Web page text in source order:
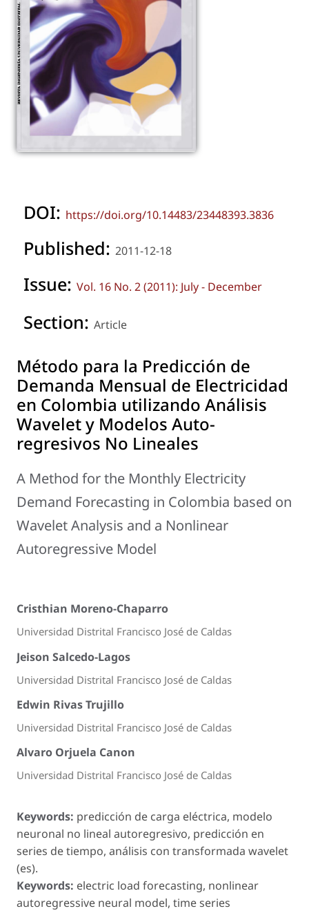
DOI: https://doi.org/10.14483/23448393.3836
Published: 2011-12-18
Issue: Vol. 16 No. 2 (2011): July - December
Section: Article
Método para la Predicción de
Demanda Mensual de Electricidad
en Colombia utilizando Análisis
Wavelet y Modelos Auto-
regresivos No Lineales
A Method for the Monthly Electricity
Demand Forecasting in Colombia based on
Wavelet Analysis and a Nonlinear
Autoregressive Model
Cristhian Moreno-Chaparro
Universidad Distrital Francisco José de Caldas
Jeison Salcedo-Lagos
Universidad Distrital Francisco José de Caldas
Edwin Rivas Trujillo
Universidad Distrital Francisco José de Caldas
Alvaro Orjuela Canon
Universidad Distrital Francisco José de Caldas
Keywords: predicción de carga eléctrica, modelo
neuronal no lineal autoregresivo, predicción en
series de tiempo, análisis con transformada wavelet
(es).
Keywords: electric load forecasting, nonlinear
autoregressive neural model, time series